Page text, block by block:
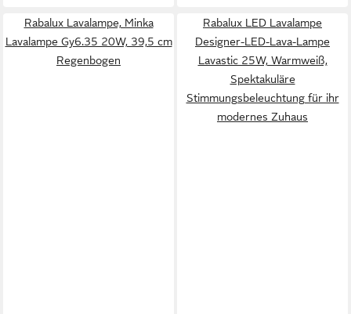
Rabalux Lavalampe, Minka
Lavalampe Gy6.35 20W, 39,5 cm
Regenbogen
Rabalux LED Lavalampe
Designer-LED-Lava-Lampe
Lavastic 25W, Warmweiß,
Spektakuläre
Stimmungsbeleuchtung für ihr
modernes Zuhaus